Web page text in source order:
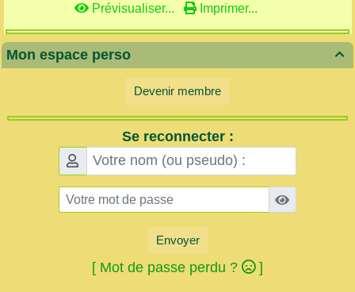
Prévisualiser... Imprimer...

Mon espace perso
Devenir membre
Se reconnecter :
Envoyer
[ Mot de passe perdu ? ]